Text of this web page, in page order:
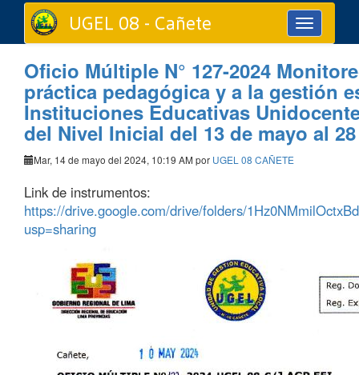
Toggle
navigation
UGEL 08 - Cañete
Oficio Múltiple N° 127-2024
práctica pedagógica y a la gestión
Instituciones Educativas
del Nivel Inicial del 13 de mayo al
Mar, 14 de mayo del 2024, 10:19 AM por UGEL 08 CAÑETE
Link de instrumentos:
https://drive.google.com/drive/folders/
usp=sharing